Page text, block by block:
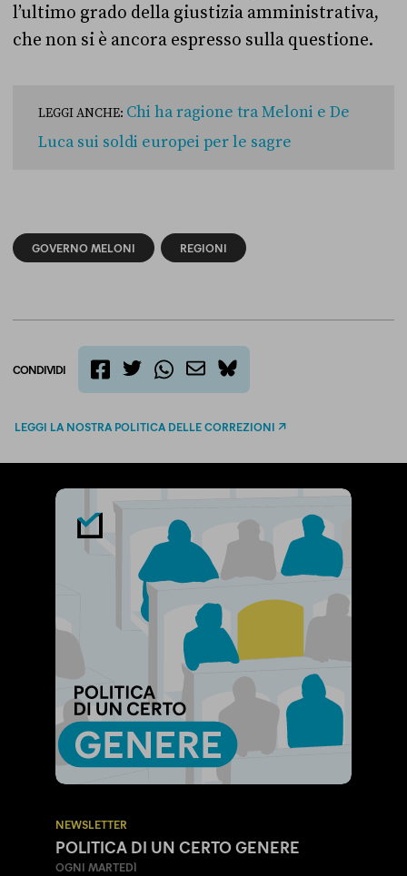
l’ultimo grado della giustizia amministrativa,
che non si è ancora espresso sulla questione.
LEGGI ANCHE: Chi ha ragione tra Meloni e De
Luca sui soldi europei per le sagre
GOVERNO MELONI REGIONI
CONDIVIDI
LEGGI LA NOSTRA POLITICA DELLE CORREZIONI
NEWSLETTER
POLITICA DI UN CERTO GENERE
OGNI MARTEDÌ